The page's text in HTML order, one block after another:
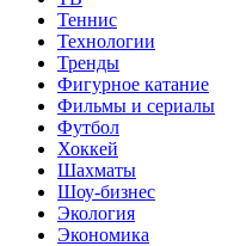
Теннис
Технологии
Тренды
Фигурное катание
Фильмы и сериалы
Футбол
Хоккей
Шахматы
Шоу-бизнес
Экология
Экономика